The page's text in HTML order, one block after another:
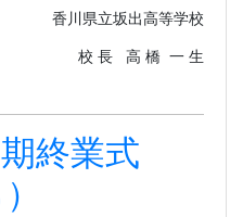
香川県立坂出高等学校
校 長 高 橋 一 生
終業式